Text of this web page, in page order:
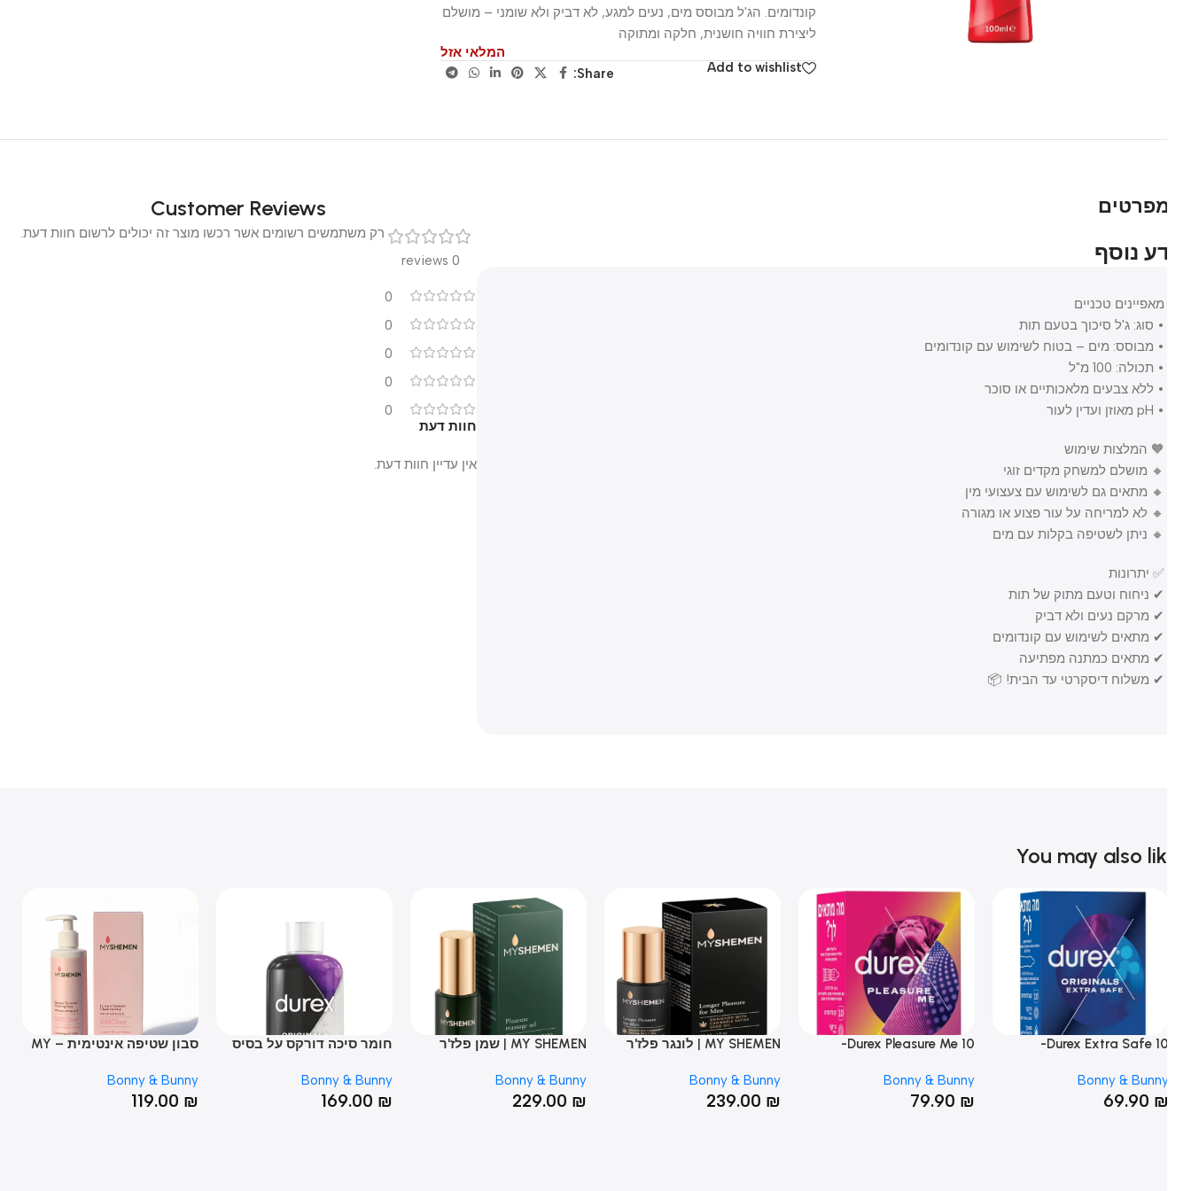
בית
חשמל
ותחזוקה
ואבזור הבית
ספריי צבע
קונדומים. הג'ל מבוסס מים, נעים למגע, לא דביק ולא שומני – מושלם
ליצירת חוויה חושנית, חלקה ומתוקה
המלאי אזל
Add to wishlist
Share:
נוסף
מאפיינים טכניים
• סוג: ג'ל סיכוך בטעם תות
• מבוסס: מים – בטוח לשימוש עם קונדומים
• תכולה: 100 מ"ל
• ללא צבעים מלאכותיים או סוכר
🧡 המלצות שימוש
🔸 מושלם למשחק מקדים זוגי
🔸 מתאים גם לשימוש עם צעצועי מין
🔸 לא למריחה על עור פצוע או מגורה
🔸 ניתן לשטיפה בקלות עם מים
✅ יתרונות
✔ ניחוח וטעם מתוק של תות
✔ מרקם נעים ולא דביק
✔ מתאים לשימוש עם קונדומים
✔ מתאים כמתנה מפתיעה
✔ משלוח דיסקרטי עד הבית! 📦
Customer Reviews
0
0
0
0
0
חוות דעת
אין עדיין חוות דעת.
רק משתמשים רשומים אשר רכשו מוצר זה יכולים לרשום חוות דעת.
You may also
Durex Extra Safe 10-
Bonny &
69.90
Durex Pleasure Me 10-
Bonny & Bunny
79.90
MY SHEMEN | לונגר פלז'ר
Bonny & Bunny
239.00
MY SHEMEN | שמן פלז'ר
Bonny & Bunny
229.00
חומר סיכה דורקס על בסיס
Bonny & Bunny
169.00
סבון שטיפה אינטימית – MY
Bonny & Bunny
119.00